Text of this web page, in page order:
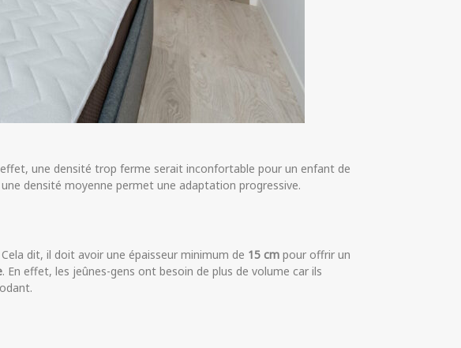
une densité trop ferme serait inconfortable pour un enfant de
densité moyenne permet une adaptation progressive.
dit, il doit avoir une épaisseur minimum de 15 cm pour offrir un
. En effet, les jeûnes-gens ont besoin de plus de volume car ils